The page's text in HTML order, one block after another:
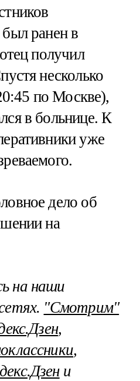
ранен в
получил
несколько
по Москве),
в больнице. К
уже
дело об
на
на наши
"Смотрим"
,
,
и